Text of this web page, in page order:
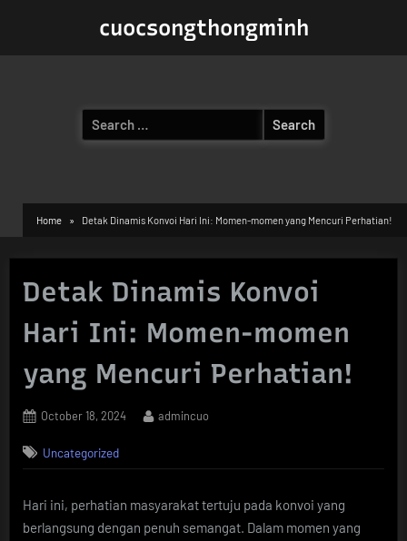
cuocsongthongminh
Search
for:
Home Detak Dinamis Konvoi Hari Ini: Momen-momen yang Mencuri Perhatian!
Detak Dinamis Konvoi
Hari Ini: Momen-momen
yang Mencuri Perhatian!
Posted
October 18, 2024 By
admincuo
Uncategorized
Hari ini, perhatian masyarakat tertuju pada konvoi yang
berlangsung dengan penuh semangat. Dalam momen yang